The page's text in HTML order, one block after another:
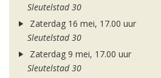
Sleutelstad 30
Zaterdag 16 mei, 17.00 uur
Sleutelstad 30
Zaterdag 9 mei, 17.00 uur
Sleutelstad 30